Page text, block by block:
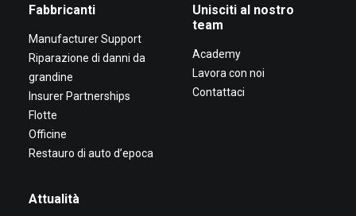
Fabbricanti
Manufacturer Support
Riparazione di danni da
grandine
Insurer Partnerships
Flotte
Officine
Restauro di auto d’epoca
Unisciti al nostro
team
Academy
Lavora con noi
Contattaci
Attualità